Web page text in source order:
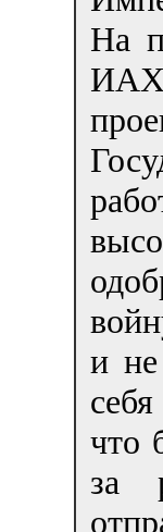
На
ИАХ
и не
что
за